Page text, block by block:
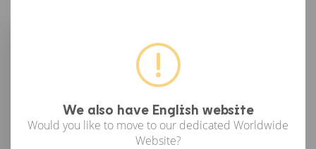
We also have English website
Would you like to move to our dedicated Worldwide
Website?
เข้าสู่ระบบด้วย Google
or